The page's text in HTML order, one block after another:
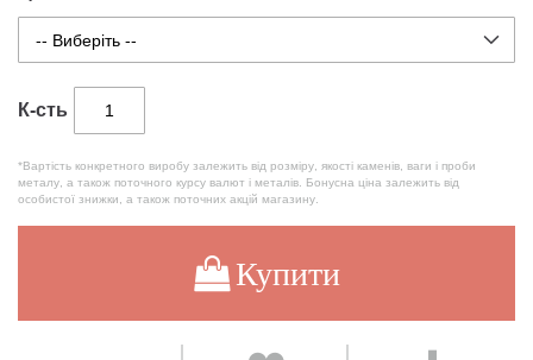
К-сть
*Вартість конкретного виробу залежить від розміру, якості каменів, ваги і проби
металу, а також поточного курсу валют і металів. Бонусна ціна залежить від
особистої знижки, а також поточних акцій магазину.
Купити